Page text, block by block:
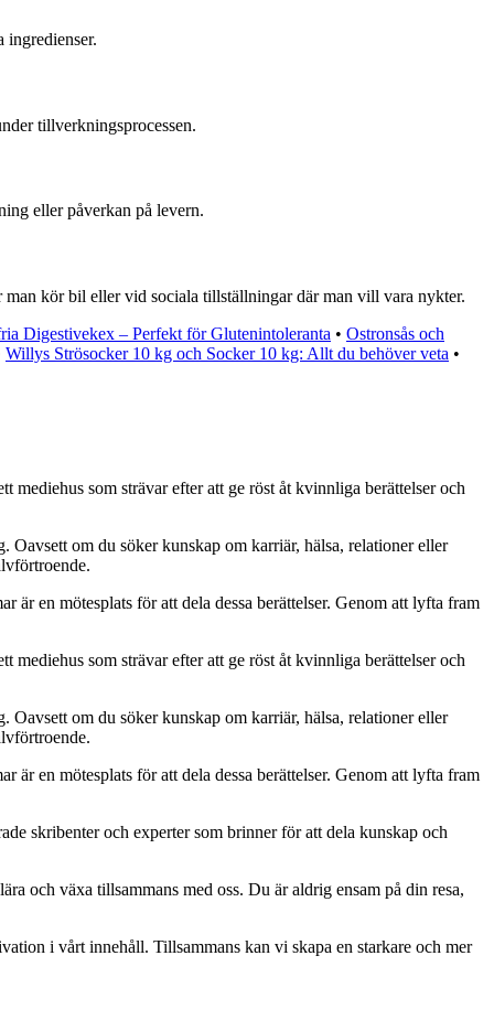
tillverkningsprocessen.
eller påverkan på levern.
kör bil eller vid sociala tillställningar där man vill vara nykter.
Digestivekex – Perfekt för Glutenintoleranta • Ostronsås och
Willys Strösocker 10 kg och Socker 10 kg: Allt du behöver veta •
som strävar efter att ge röst åt kvinnliga berättelser och
om du söker kunskap om karriär, hälsa, relationer eller
en mötesplats för att dela dessa berättelser. Genom att lyfta fram
som strävar efter att ge röst åt kvinnliga berättelser och
om du söker kunskap om karriär, hälsa, relationer eller
en mötesplats för att dela dessa berättelser. Genom att lyfta fram
skribenter och experter som brinner för att dela kunskap och
och växa tillsammans med oss. Du är aldrig ensam på din resa,
i vårt innehåll. Tillsammans kan vi skapa en starkare och mer